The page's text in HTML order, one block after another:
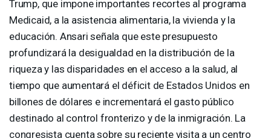
Trump, que impone importantes recortes al programa
Medicaid, a la asistencia alimentaria, la vivienda y la
educación. Ansari señala que este presupuesto
profundizará la desigualdad en la distribución de la
riqueza y las disparidades en el acceso a la salud, al
tiempo que aumentará el déficit de Estados Unidos en
billones de dólares e incrementará el gasto público
destinado al control fronterizo y de la inmigración. La
congresista cuenta sobre su reciente visita a un centro